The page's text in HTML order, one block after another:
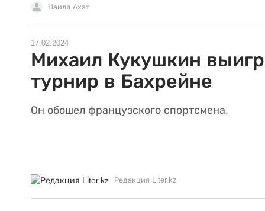
Наиля Ахат
17.02.2024
Михаил Кукушкин
турнир в Бахрейне
Он обошел французского спортсмена.
Редакция Liter.kz